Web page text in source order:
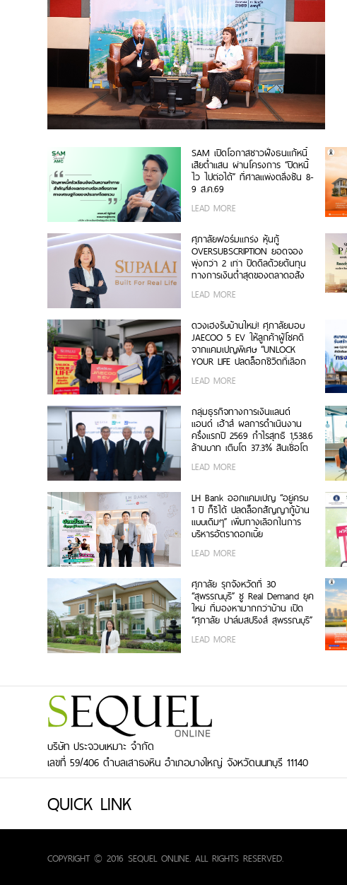
SAM เปิดโอกาสชาวฝั่งธนแก้หนี้
เสียต่ำแสน ผ่านโครงการ “ปิดหนี้
ไว ไปต่อได้” ที่ศาลแพ่งตลิ่งชัน 8-
9 ส.ค.69
LEAD MORE
ศุภาลัยฟอร์มแกร่ง หุ้นกู้
OVERSUBSCRIPTION ยอดจอง
พุ่งกว่า 2 เท่า ปิดดีลด้วยต้นทุน
ทางการเงินต่ำสุดของตลาดอสัง
LEAD MORE
ดวงเฮงรับบ้านใหม่! ศุภาลัยมอบ
JAECOO 5 EV ให้ลูกค้าผู้โชคดี
จากแคมเปญพิเศษ “UNLOCK
YOUR LIFE ปลดล็อกชีวิตที่เลือก
LEAD MORE
กลุ่มธุรกิจทางการเงินแลนด์
แอนด์ เฮ้าส์ ผลการดำเนินงาน
ครึ่งแรกปี 2569 กำไรสุทธิ 1,538.6
ล้านบาท เติบโต 37.3% สินเชื่อโต
LEAD MORE
LH Bank ออกแคมเปญ “อยู่ครบ
1 ปี ก็รีได้ ปลดล็อกสัญญากู้บ้าน
แบบเดิมๆ” เพิ่มทางเลือกในการ
บริหารอัตราดอกเบี้ย
LEAD MORE
ศุภาลัย รุกจังหวัดที่ 30
“สุพรรณบุรี” ชู Real Demand ยุค
ใหม่ ที่มองหามากกว่าบ้าน เปิด
“ศุภาลัย ปาล์มสปริงส์ สุพรรณบุรี”
4.39 ล้านบาท
LEAD MORE
บริษัท ประจวบเหมาะ จำกัด
เลขที่ 59/406 ตำบลเสาธงหิน อำเภอบางใหญ่ จังหวัดนนทบุรี 11140
QUICK LINK
COPYRIGHT © 2016 SEQUEL ONLINE. ALL RIGHTS RESERVED.